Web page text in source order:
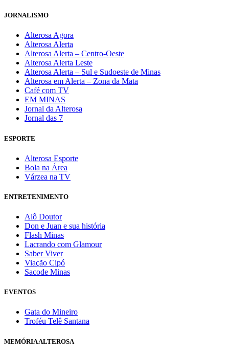
JORNALISMO
Alterosa Agora
Alterosa Alerta
Alterosa Alerta – Centro-Oeste
Alterosa Alerta Leste
Alterosa Alerta – Sul e Sudoeste de Minas
Alterosa em Alerta – Zona da Mata
Café com TV
EM MINAS
Jornal da Alterosa
Jornal das 7
ESPORTE
Alterosa Esporte
Bola na Área
Várzea na TV
ENTRETENIMENTO
Alô Doutor
Don e Juan e sua história
Flash Minas
Lacrando com Glamour
Saber Viver
Viação Cipó
Sacode Minas
EVENTOS
Gata do Mineiro
Troféu Telê Santana
MEMÓRIA ALTEROSA